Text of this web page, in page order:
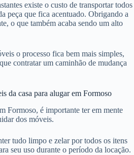
existe o custo de transportar todos
peça que fica acentuado. Obrigando a
o que também acaba sendo um alto
o processo fica bem mais simples,
contratar um caminhão de mudança
da casa para alugar em Formoso
Formoso, é importante ter em mente
dos móveis.
tudo limpo e zelar por todos os itens
seu uso durante o período da locação.